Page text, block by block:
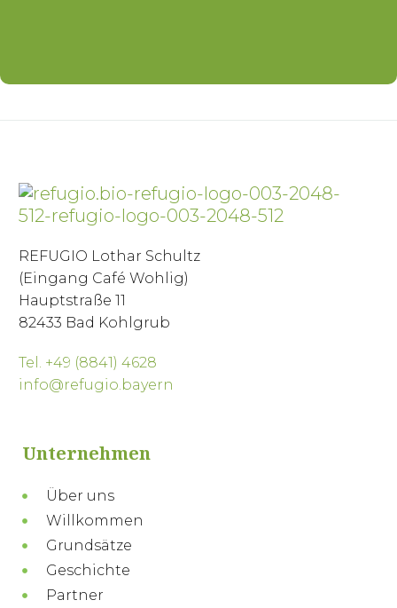
REFUGIO Lothar Schultz
(Eingang Café Wohlig)
Hauptstraße 11
82433 Bad Kohlgrub
Tel. +49 (8841) 4628
info@refugio.bayern
Unternehmen
Über uns
Willkommen
Grundsätze
Geschichte
Partner